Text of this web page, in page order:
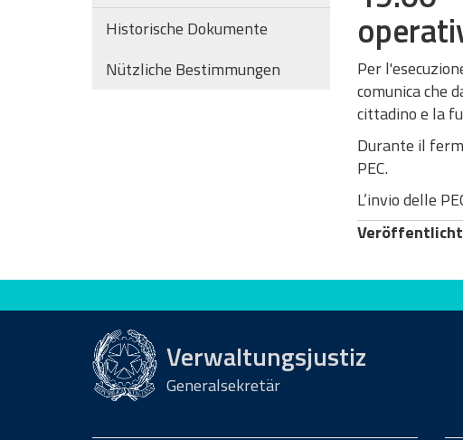
Historische Dokumente
Nützliche Bestimmungen
Per
comunica che
cittadino e la
Durante il
PEC.
L’invio delle
Bewerten Sie diese Seite
Verwaltungsjustiz
Generalsekretär